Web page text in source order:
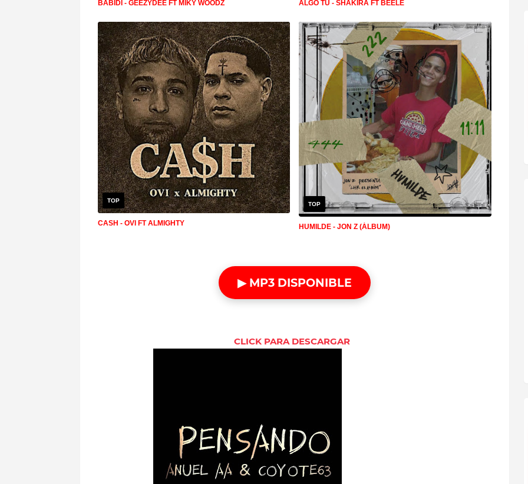
BABIDI - GEEZYDEE FT MIKY WOODZ ALGO TU - SHAKIRA FT BEELE
TOP
CASH - OVI FT ALMIGHTY
TOP
HUMILDE - JON Z (ÁLBUM)
▶ MP3 DISPONIBLE
CLICK PARA DESCARGAR
WONKA - QUINZO